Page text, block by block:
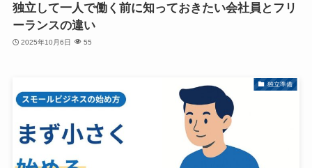
独立して一人で働く前に知っておきたい会社員とフリ
ーランスの違い
2025年10月6日 55
独立準備